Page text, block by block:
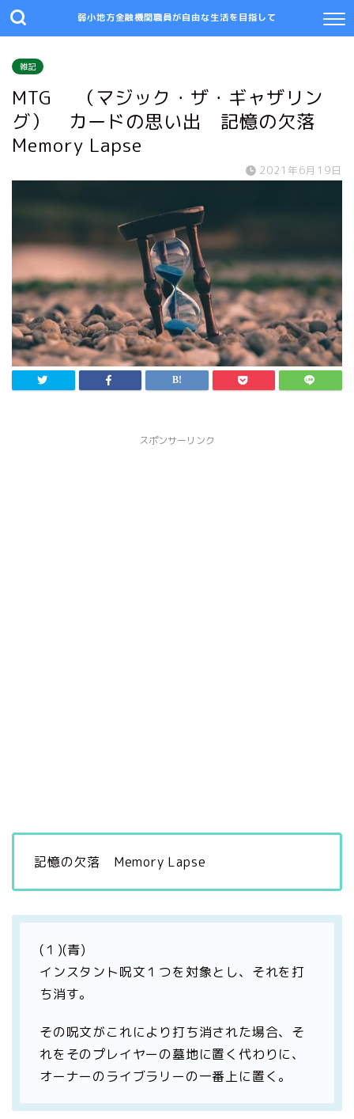
弱小地方金融機関職員が自由な生活を目指して
雑記
MTG （マジック・ザ・ギャザリン
グ） カードの思い出 記憶の欠落
Memory Lapse
2021年6月19日
スポンサーリンク
記憶の欠落 Memory Lapse
(１)(青)
インスタント呪文１つを対象とし、それを打
ち消す。
その呪文がこれにより打ち消された場合、そ
れをそのプレイヤーの墓地に置く代わりに、
オーナーのライブラリーの一番上に置く。